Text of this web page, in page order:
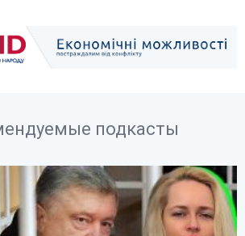
подкасты